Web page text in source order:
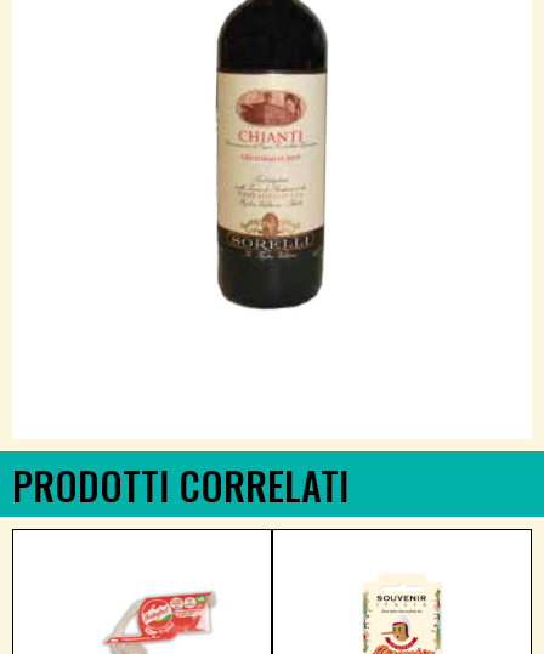
PRODOTTI CORRELATI